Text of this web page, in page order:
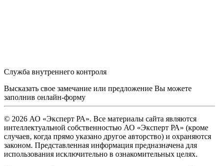
Служба внутреннего контроля
Высказать свое замечание или предложение Вы можете
заполнив онлайн-форму
© 2026 АО «Эксперт РА». Все материалы сайта являются
интеллектуальной собственностью АО «Эксперт РА» (кроме
случаев, когда прямо указано другое авторство) и охраняются
законом. Представленная информация предназначена для
использования исключительно в ознакомительных целях.